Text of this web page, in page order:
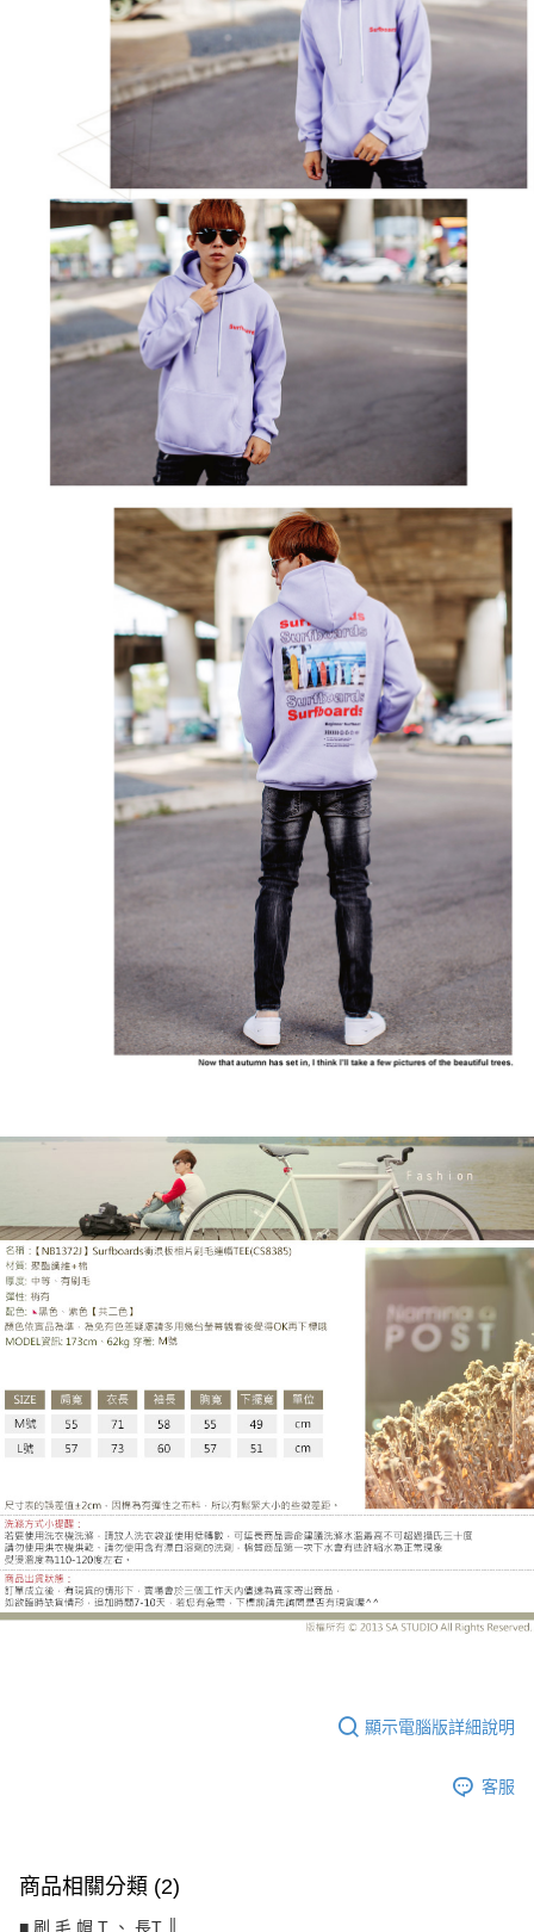
顯示電腦版詳細說明
客服
商品相關分類 (2)
■ 刷 毛 帽 T 、 長T ║